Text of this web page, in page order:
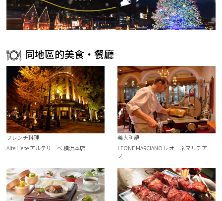
同地區的美食・餐廳
フレンチ料理
Alte Liebe アルテリーベ 横浜本店
義大利語
LEONE MARCIANO レオーネマルチアー
ノ